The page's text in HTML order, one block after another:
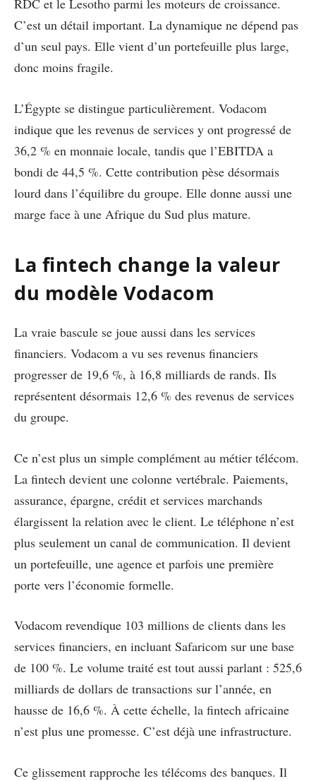
RDC et le Lesotho parmi les moteurs de croissance.
C’est un détail important. La dynamique ne dépend pas
d’un seul pays. Elle vient d’un portefeuille plus large,
donc moins fragile.
L’Égypte se distingue particulièrement. Vodacom
indique que les revenus de services y ont progressé de
36,2 % en monnaie locale, tandis que l’EBITDA a
bondi de 44,5 %. Cette contribution pèse désormais
lourd dans l’équilibre du groupe. Elle donne aussi une
marge face à une Afrique du Sud plus mature.
La fintech change la valeur
du modèle Vodacom
La vraie bascule se joue aussi dans les services
financiers. Vodacom a vu ses revenus financiers
progresser de 19,6 %, à 16,8 milliards de rands. Ils
représentent désormais 12,6 % des revenus de services
du groupe.
Ce n’est plus un simple complément au métier télécom.
La fintech devient une colonne vertébrale. Paiements,
assurance, épargne, crédit et services marchands
élargissent la relation avec le client. Le téléphone n’est
plus seulement un canal de communication. Il devient
un portefeuille, une agence et parfois une première
porte vers l’économie formelle.
Vodacom revendique 103 millions de clients dans les
services financiers, en incluant Safaricom sur une base
de 100 %. Le volume traité est tout aussi parlant : 525,6
milliards de dollars de transactions sur l’année, en
hausse de 16,6 %. À cette échelle, la fintech africaine
n’est plus une promesse. C’est déjà une infrastructure.
Ce glissement rapproche les télécoms des banques. Il